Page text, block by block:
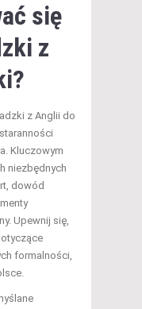
się
z
z Anglii do
Kluczowym
niezbędnych
dowód
Upewnij się,
formalności,